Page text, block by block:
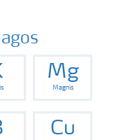
Mg
Magnis
Cu